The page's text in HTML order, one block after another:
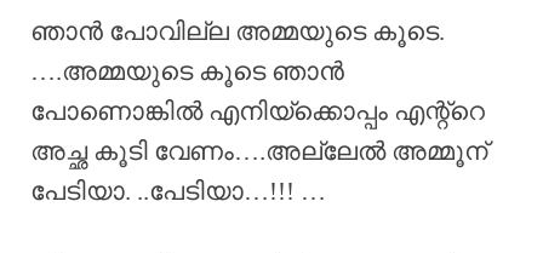
ഞാൻ പോവില്ല അമ്മയുടെ കൂടെ.
….അമ്മയുടെ കൂടെ ഞാൻ
പോണൊങ്കിൽ എനിയ്ക്കൊപ്പം എന്റ്റെ
അച്ഛ കൂടി വേണം….അല്ലേൽ അമ്മൂന്
പേടിയാ. ..പേടിയാ…!!! …